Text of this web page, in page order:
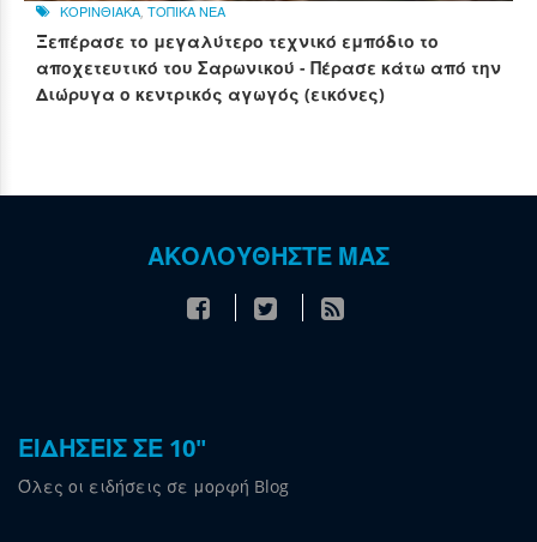
ΚΟΡΙΝΘΙΑΚΑ ΤΟΠΙΚΑ ΝΕΑ
Ξεπέρασε το μεγαλύτερο τεχνικό εμπόδιο το
αποχετευτικό του Σαρωνικού - Πέρασε κάτω από την
Διώρυγα ο κεντρικός αγωγός (εικόνες)
ΑΚΟΛΟΥΘΗΣΤΕ ΜΑΣ
ΕΙΔΗΣΕΙΣ ΣΕ 10"
Όλες οι ειδήσεις σε μορφή Blog